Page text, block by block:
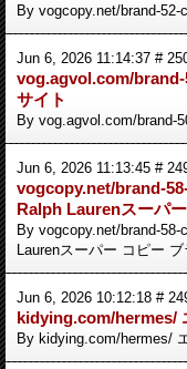
By vogcopy.net/brand-
Jun 6, 2026 11:14:37 #
vog.agvol.com/brand-
サイト
By vog.agvol.com/brand-
Jun 6, 2026 11:13:45 #
vogcopy.net/brand-
Ralph Laurenスーパ
By vogcopy.net/brand-
Laurenスーパー コピー ブ
Jun 6, 2026 10:12:18 #
kidying.com/hermes/
By kidying.com/hermes/